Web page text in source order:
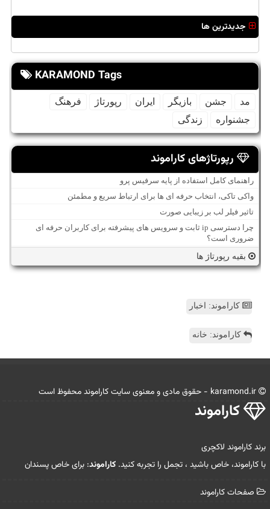
جدیدترین ها
KARAMOND Tags
مد جشن بازیگر ایران رپورتاژ
فرهنگ
جشنواره
زندگی
رپورتاژهای کاراموند
راهنمای کامل استفاده از پایه سرفیس پرو
واکی تاکی، انتخاب حرفه ای ها برای ارتباط سریع و مطمئن
تاثیر فیلر لب بر زیبایی صورت
چرا دسترسی ip ثابت و سرویس های پیشرفته برای کاربران حرفه ای
ضروری است؟
بقیه رپورتاژ ها
کاراموند: اخبار
کاراموند: خانه
كاراموند
برند کاراموند لاکچری
با کاراموند، خاص باشید ، تجمل را تجربه کنید. کاراموند: برای خاص پسندان
صفحات كاراموند